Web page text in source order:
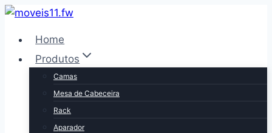
Pular
Conteúdo
Home
Produtos
Camas
Mesa de Cabeceira
Rack
Aparador